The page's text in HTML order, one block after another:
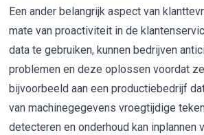
Een ander belangrijk aspect van
mate van proactiviteit in de
data te gebruiken, kunnen bedrijven
problemen en deze oplossen voordat
bijvoorbeeld aan een productiebedrijf
van machinegegevens vroegtijdige
detecteren en onderhoud kan inplannen